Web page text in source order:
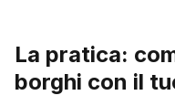
La pratica:
borghi con il